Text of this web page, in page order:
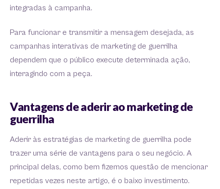
integradas à campanha.
Para funcionar e transmitir a mensagem desejada, as
campanhas interativas de marketing de guerrilha
dependem que o público execute determinada ação,
interagindo com a peça.
Vantagens de aderir ao marketing de
guerrilha
Aderir às estratégias de marketing de guerrilha pode
trazer uma série de vantagens para o seu negócio. A
principal delas, como bem fizemos questão de mencionar
repetidas vezes neste artigo, é o baixo investimento.